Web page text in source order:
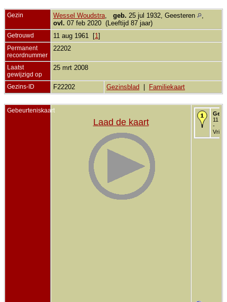
Gezin Wessel Woudstra geb. 25 jul 1932, Geesteren
ovl. 07 feb 2020 (Leeftijd 87 jaar)
Getrouwd 11 aug 1961 [1 ]
Permanent
recordnummer
22202
Laatst
gewijzigd op
25 mrt 2008
Gezins-ID F22202 Gezinsblad Familiekaart
Gebeurteniskaart
Laad de kaart
11
-